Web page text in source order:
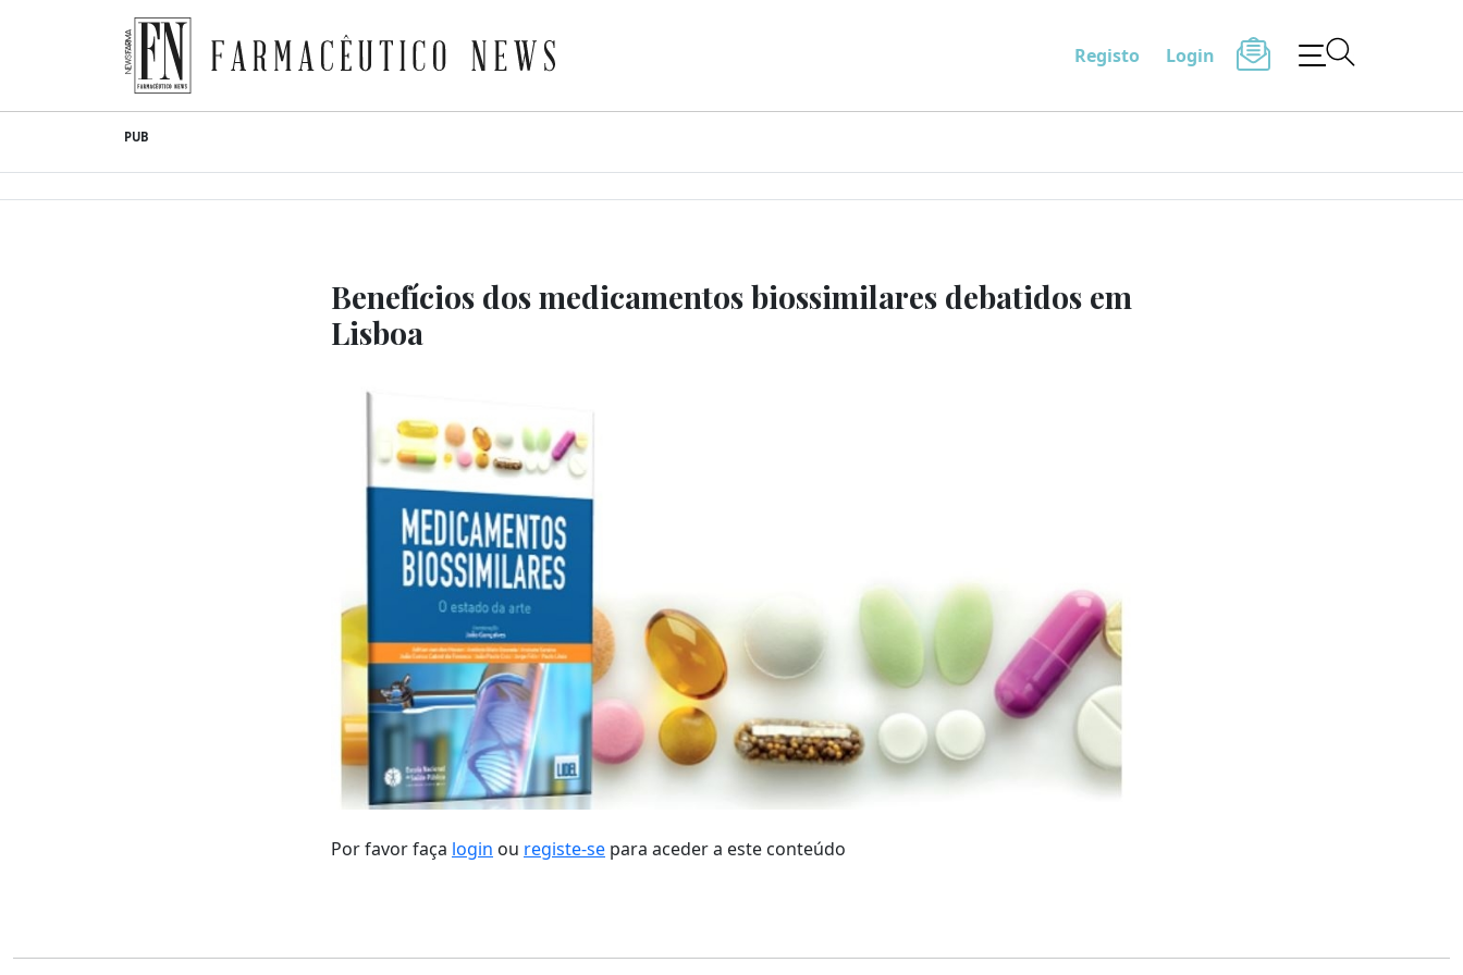
content
Farmacêutico News Registo Login
PUB
Benefícios dos medicamentos biossimilares debatidos em
Lisboa
Por favor faça login ou registe-se para aceder a este conteúdo